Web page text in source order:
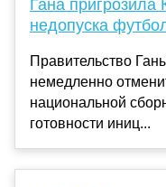
Гана пригрозила
недопуска
Правительство
немедленно
национальной
готовности иниц...